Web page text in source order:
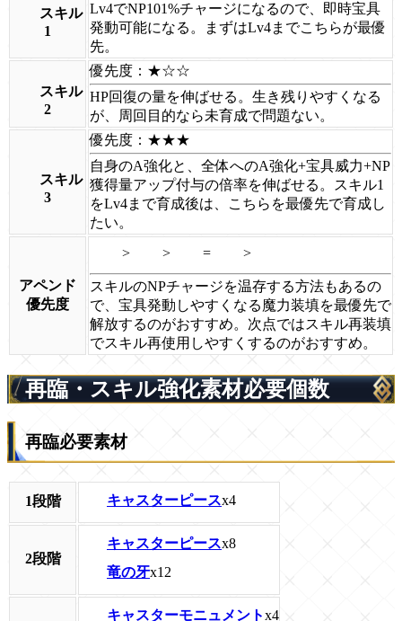
スキル
1
Lv4でNP101%チャージになるので、即時宝具
発動可能になる。まずはLv4までこちらが最優
先。
スキル
2
優先度：★☆☆
HP回復の量を伸ばせる。生き残りやすくなる
が、周回目的なら未育成で問題ない。
スキル
3
優先度：★★★
自身のA強化と、全体へのA強化+宝具威力+NP
獲得量アップ付与の倍率を伸ばせる。スキル1
をLv4まで育成後は、こちらを最優先で育成し
たい。
アペンド
優先度
> > = >
スキルのNPチャージを温存する方法もあるの
で、宝具発動しやすくなる魔力装填を最優先で
解放するのがおすすめ。次点ではスキル再装填
でスキル再使用しやすくするのがおすすめ。
再臨・スキル強化素材必要個数
再臨必要素材
1段階 キャスターピースx4
2段階
キャスターピースx8
竜の牙x12
キャスターモニュメントx4